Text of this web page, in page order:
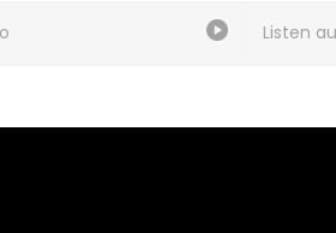
Listen